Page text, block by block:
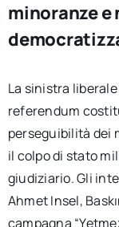
minoranze e
La sinistra
referendum
perseguibilità dei
il colpo di stato
giudiziario. Gli
Ahmet Insel,
campagna